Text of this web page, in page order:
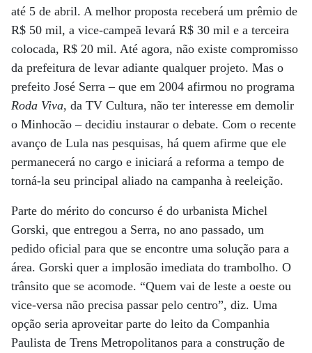
até 5 de abril. A melhor proposta receberá um prêmio de
R$ 50 mil, a vice-campeã levará R$ 30 mil e a terceira
colocada, R$ 20 mil. Até agora, não existe compromisso
da prefeitura de levar adiante qualquer projeto. Mas o
prefeito José Serra – que em 2004 afirmou no programa
Roda Viva, da TV Cultura, não ter interesse em demolir
o Minhocão – decidiu instaurar o debate. Com o recente
avanço de Lula nas pesquisas, há quem afirme que ele
permanecerá no cargo e iniciará a reforma a tempo de
torná-la seu principal aliado na campanha à reeleição.
Parte do mérito do concurso é do urbanista Michel
Gorski, que entregou a Serra, no ano passado, um
pedido oficial para que se encontre uma solução para a
área. Gorski quer a implosão imediata do trambolho. O
trânsito que se acomode. “Quem vai de leste a oeste ou
vice-versa não precisa passar pelo centro”, diz. Uma
opção seria aproveitar parte do leito da Companhia
Paulista de Trens Metropolitanos para a construção de